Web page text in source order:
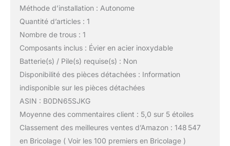
Méthode d’installation : Autonome
Quantité d’articles : 1
Nombre de trous : 1
Composants inclus : Évier en acier inoxydable
Batterie(s) / Pile(s) requise(s) : Non
Disponibilité des pièces détachées : Information
indisponible sur les pièces détachées
ASIN : B0DN65SJKG
Moyenne des commentaires client : 5,0 sur 5 étoiles
Classement des meilleures ventes d’Amazon : 148 547
en Bricolage ( Voir les 100 premiers en Bricolage )